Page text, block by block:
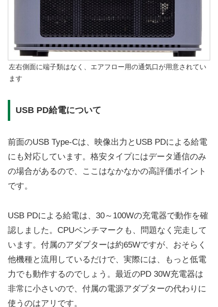
左右側面に端子類はなく、エアフロー用の通気口が用意されてい
ます
USB PD給電について
前面のUSB Type-Cは、映像出力とUSB PDによる給電
にも対応しています。格安タイプにはデータ通信のみ
の場合があるので、ここはなかなかの高評価ポイント
です。
USB PDによる給電は、30～100Wの充電器で動作を確
認しました。CPUベンチマークも、問題なく完走して
います。付属のアダプターは約65Wですが、おそらく
他機種と流用しているだけで、実際には、もっと低電
力でも動作するのでしょう。最近のPD 30W充電器は
非常に小さいので、付属の電源アダプターの代わりに
使うのはアリです。